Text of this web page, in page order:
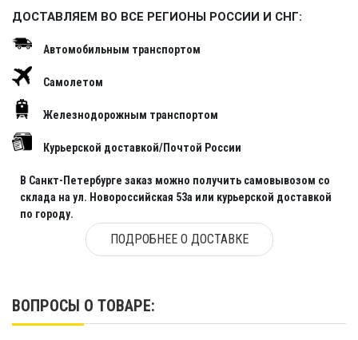
ДОСТАВЛЯЕМ ВО ВСЕ РЕГИОНЫ РОССИИ И СНГ:
Автомобильным транспортом
Самолетом
Железнодорожным транспортом
Курьерской доставкой/Почтой России
В Санкт-Петербурге заказ можно получить самовывозом со
склада на ул. Новороссийская 53а или курьерской доставкой
по городу.
ПОДРОБНЕЕ О ДОСТАВКЕ
ВОПРОСЫ О ТОВАРЕ: